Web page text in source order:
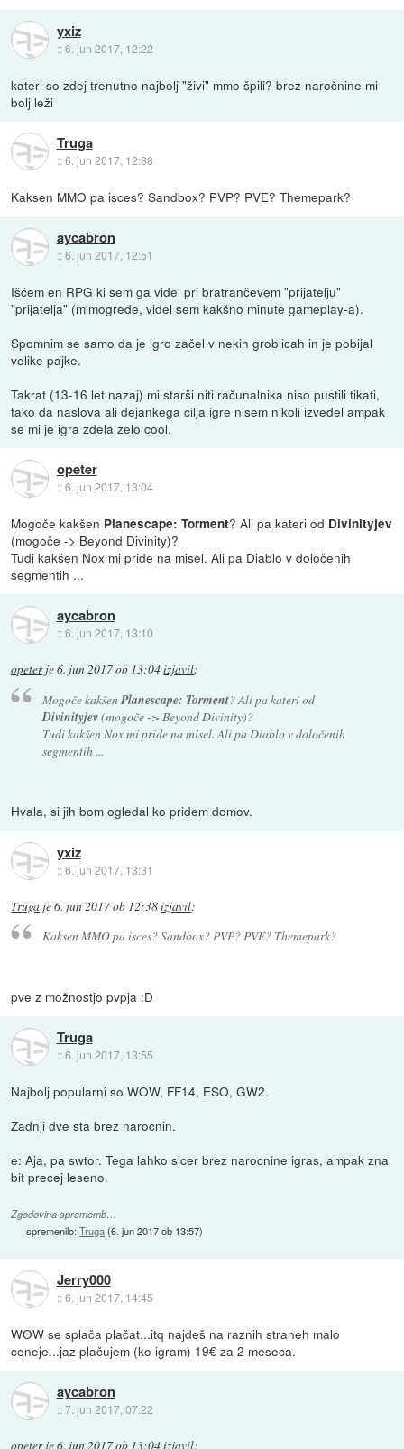
yxiz
::6. jun 2017, 12:22
kateri so zdej trenutno najbolj "živi" mmo špili? brez naročnine mi
bolj leži
Truga
::6. jun 2017, 12:38
Kaksen MMO pa isces? Sandbox? PVP? PVE? Themepark?
aycabron
::6. jun 2017, 12:51
Iščem en RPG ki sem ga videl pri bratrančevem "prijatelju"
"prijatelja" (mimogrede, videl sem kakšno minute gameplay-a).
Spomnim se samo da je igro začel v nekih groblicah in je pobijal
velike pajke.
Takrat (13-16 let nazaj) mi starši niti računalnika niso pustili tikati,
tako da naslova ali dejankega cilja igre nisem nikoli izvedel ampak
se mi je igra zdela zelo cool.
opeter
::6. jun 2017, 13:04
Mogoče kakšen Planescape: Torment? Ali pa kateri od Divinityjev
(mogoče -> Beyond Divinity)?
Tudi kakšen Nox mi pride na misel. Ali pa Diablo v določenih
segmentih ...
aycabron
::6. jun 2017, 13:10
opeterje6. jun 2017 ob 13:04izjavil:
Mogoče kakšen Planescape: Torment? Ali pa kateri od
Divinityjev(mogoče -> Beyond Divinity)?
Tudi kakšen Nox mi pride na misel. Ali pa Diablo v določenih
segmentih ...
Hvala, si jih bom ogledal ko pridem domov.
yxiz
::6. jun 2017, 13:31
Truga je6. jun 2017 ob 12:38izjavil:
Kaksen MMO pa isces? Sandbox? PVP? PVE? Themepark?
pve z možnostjo pvpja :D
Truga
::6. jun 2017, 13:55
Najbolj popularni so WOW, FF14, ESO, GW2.
Zadnji dve sta brez narocnin.
e: Aja, pa swtor. Tega lahko sicer brez narocnine igras, ampak zna
bit precej leseno.
Zgodovina sprememb…
spremenilo:Truga(6. jun 2017 ob 13:57)
Jerry000
::6. jun 2017, 14:45
WOW se splača plačat...itq najdeš na raznih straneh malo
ceneje...jaz plačujem (ko igram) 19€ za 2 meseca.
aycabron
::7. jun 2017, 07:22
opeterje6. jun 2017 ob 13:04izjavil: